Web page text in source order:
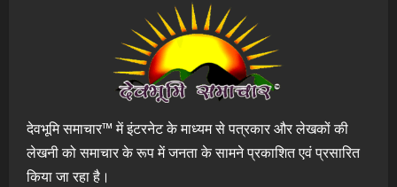
देवभूमि समाचार™ में इंटरनेट के माध्यम से पत्रकार और लेखकों की
लेखनी को समाचार के रूप में जनता के सामने प्रकाशित एवं प्रसारित
किया जा रहा है।